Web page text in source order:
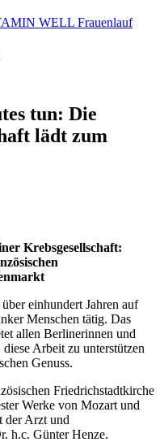
WELL Frauenlauf
tun: Die
lädt zum
Krebsgesellschaft:
einhundert Jahren auf
Menschen tätig. Das
allen Berlinerinnen und
Arbeit zu unterstützen
Genuss.
Friedrichstadtkirche
Werke von Mozart und
der Arzt und
h.c. Günter Henze.